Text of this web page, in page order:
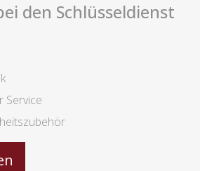
den Schlüsseldienst
Service